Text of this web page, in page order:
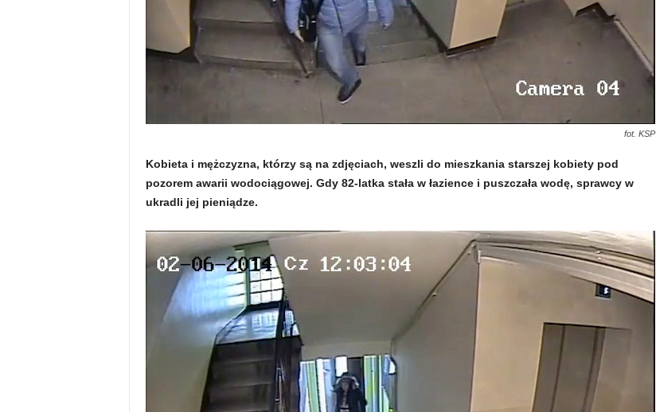
fot. KSP
Kobieta i mężczyzna, którzy są na zdjęciach, weszli do mieszkania starszej kobiety pod
pozorem awarii wodociągowej. Gdy 82-latka stała w łazience i puszczała wodę, sprawcy w
ukradli jej pieniądze.